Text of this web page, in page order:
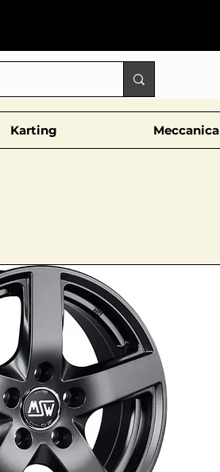
Karting Meccanica